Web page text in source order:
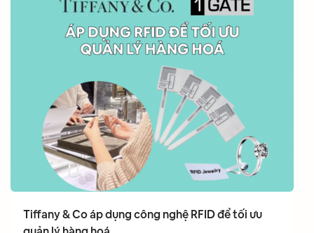
Tiffany & Co áp dụng công nghệ RFID để tối ưu